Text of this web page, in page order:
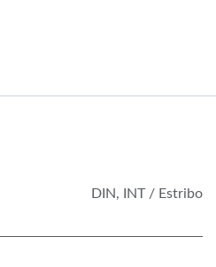
DIN, INT / Estribo